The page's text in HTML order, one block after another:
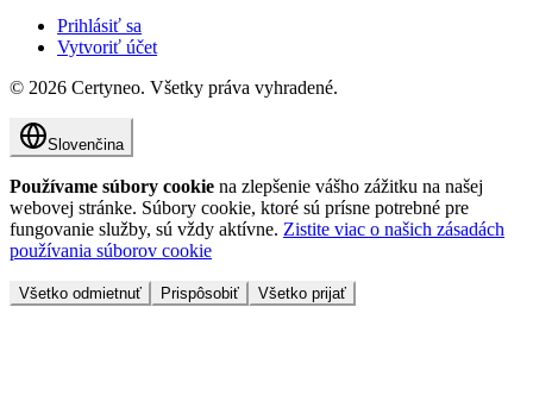
Prihlásiť sa
Vytvoriť účet
© 2026 Certyneo. Všetky práva vyhradené.
Slovenčina
Používame súbory cookie na zlepšenie vášho zážitku na našej
webovej stránke. Súbory cookie, ktoré sú prísne potrebné pre
fungovanie služby, sú vždy aktívne. Zistite viac o našich zásadách
používania súborov cookie
Všetko odmietnuť Prispôsobiť Všetko prijať